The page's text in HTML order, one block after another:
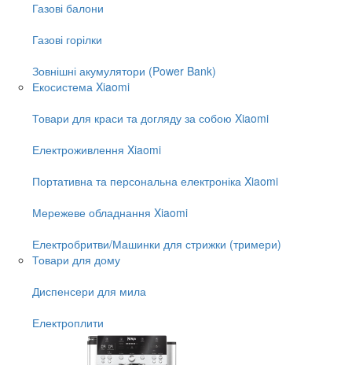
Газові балони
Газові горілки
Зовнішні акумулятори (Power Bank)
Екосистема Xiaomi
Товари для краси та догляду за собою Xiaomi
Електроживлення Xiaomi
Портативна та персональна електроніка Xiaomi
Мережеве обладнання Xiaomi
Електробритви/Машинки для стрижки (тримери)
Товари для дому
Диспенсери для мила
Електроплити